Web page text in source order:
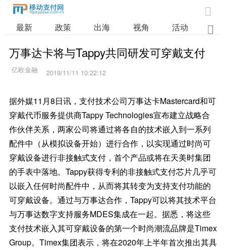

最新 政策 出海 视角 活动 业

万事达卡将与Tappy共同研发可穿戴支付
2019/11/11 10:22:12
据外媒11月8日讯，支付技术公司万事达卡Mastercard和可
穿戴代币服务提供商Tappy Technologies宣布建立战略合
作伙伴关系，两家公司将通过将各自的技术嵌入到一系列
配件中（从模拟设备开始）进行合作，以实现通过时尚可
穿戴设备进行非接触式支付，首个产品或将在天美时集团
的手表中落地。Tappy获得专利的非接触式支付芯片几乎可
以嵌入任何时尚配件中，从而将其转变为支持支付功能的
可穿戴设备。通过与万事达合作，Tappy可以将其技术平台
与万事达数字支持服务MDES集成在一起。据悉，将这些
支付技术嵌入其可穿戴设备的第一个时尚潮流品牌是Timex
Group。Timex集团表示，将在2020年上半年首次推出其具